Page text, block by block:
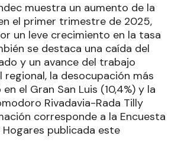
muestra un aumento de la
el primer trimestre de 2025,
un leve crecimiento en la tasa
se destaca una caída del
y un avance del trabajo
regional, la desocupación más
el Gran San Luis (10,4%) y la
Rivadavia-Rada Tilly
corresponde a la Encuesta
Hogares publicada este